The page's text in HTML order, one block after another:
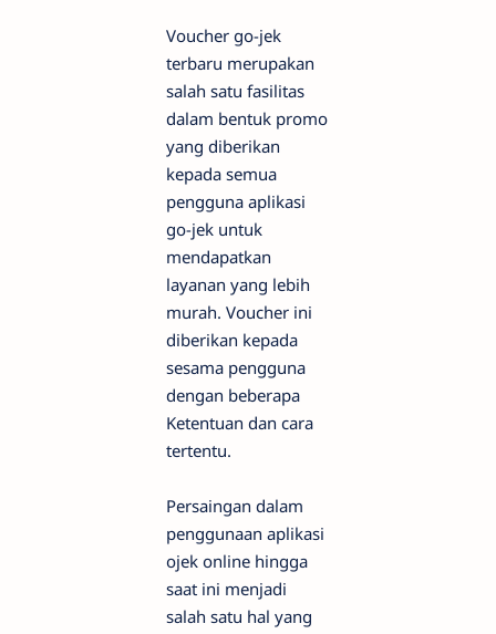
Voucher go-jek
terbaru merupakan
salah satu fasilitas
dalam bentuk promo
yang diberikan
kepada semua
pengguna aplikasi
go-jek untuk
mendapatkan
layanan yang lebih
murah. Voucher ini
diberikan kepada
sesama pengguna
dengan beberapa
Ketentuan dan cara
tertentu.
Persaingan dalam
penggunaan aplikasi
ojek online hingga
saat ini menjadi
salah satu hal yang